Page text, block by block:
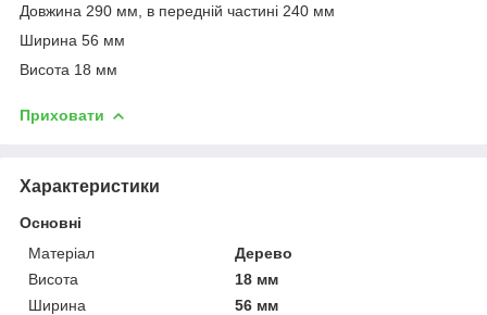
Довжина 290 мм, в передній частині 240 мм
Ширина 56 мм
Висота 18 мм
Приховати
Характеристики
Основні
Матеріал
Дерево
Висота
18 мм
Ширина
56 мм